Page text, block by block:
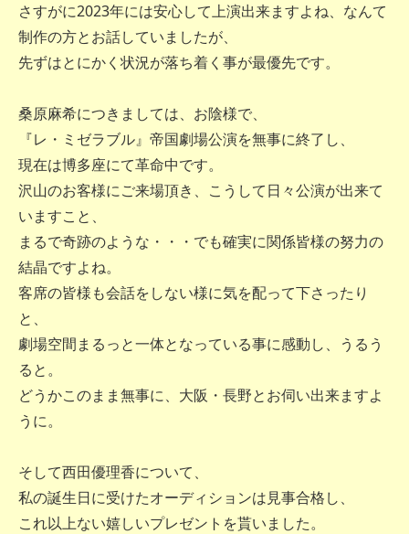
さすがに2023年には安心して上演出来ますよね、なんて
制作の方とお話していましたが、
先ずはとにかく状況が落ち着く事が最優先です。
桑原麻希につきましては、お陰様で、
『レ・ミゼラブル』帝国劇場公演を無事に終了し、
現在は博多座にて革命中です。
沢山のお客様にご来場頂き、こうして日々公演が出来て
いますこと、
まるで奇跡のような・・・でも確実に関係皆様の努力の
結晶ですよね。
客席の皆様も会話をしない様に気を配って下さったり
と、
劇場空間まるっと一体となっている事に感動し、うるう
ると。
どうかこのまま無事に、大阪・長野とお伺い出来ますよ
うに。
そして西田優理香について、
私の誕生日に受けたオーディションは見事合格し、
これ以上ない嬉しいプレゼントを貰いました。